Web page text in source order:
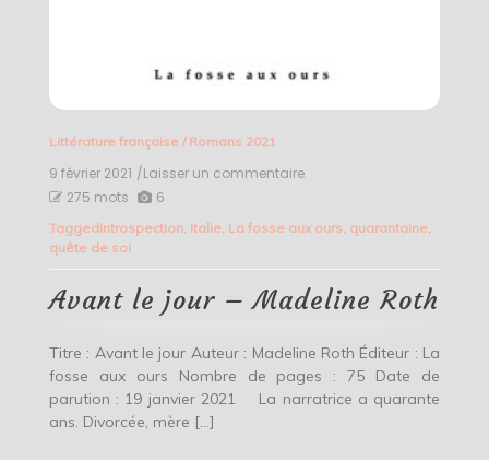
Littérature française/ Romans 2021
9 février 2021 /Laisser un commentaireon
jour
Roth
275 mots 6
Taggedintrospection, Italie, La fosse aux ours quarantaine,
quête de soi
Avant le jour – Madeline Roth
Titre : Avant le jour Auteur : Madeline Roth Éditeur : La
fosse aux ours Nombre de pages : 75 Date de
parution : 19 janvier 2021 La narratrice a quarante
ans. Divorcée, mère […]